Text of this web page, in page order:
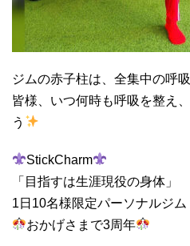
ジムの赤子柱は、全集中の呼
皆様、いつ何時も呼吸を整え
う
StickCharm
「目指すは生涯現役の身体」
1日10名様限定パーソナルジム
おかげさまで3周年